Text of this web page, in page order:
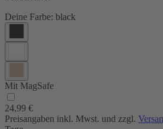
Deine Farbe: black
Mit MagSafe
24,99 €
Preisangaben inkl. Mwst. und zzgl.